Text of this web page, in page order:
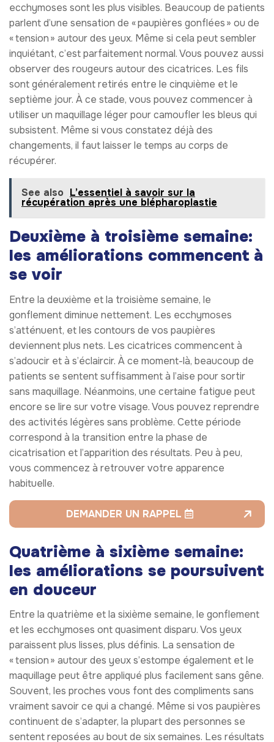
ecchymoses sont les plus visibles. Beaucoup de patients
parlent d’une sensation de « paupières gonflées » ou de
« tension » autour des yeux. Même si cela peut sembler
inquiétant, c’est parfaitement normal. Vous pouvez aussi
observer des rougeurs autour des cicatrices. Les fils
sont généralement retirés entre le cinquième et le
septième jour. À ce stade, vous pouvez commencer à
utiliser un maquillage léger pour camoufler les bleus qui
subsistent. Même si vous constatez déjà des
changements, il faut laisser le temps au corps de
récupérer.
See also L’essentiel à savoir sur la
récupération après une blépharoplastie
Deuxième à troisième semaine:
les améliorations commencent à
se voir
Entre la deuxième et la troisième semaine, le
gonflement diminue nettement. Les ecchymoses
s’atténuent, et les contours de vos paupières
deviennent plus nets. Les cicatrices commencent à
s’adoucir et à s’éclaircir. À ce moment-là, beaucoup de
patients se sentent suffisamment à l’aise pour sortir
sans maquillage. Néanmoins, une certaine fatigue peut
encore se lire sur votre visage. Vous pouvez reprendre
des activités légères sans problème. Cette période
correspond à la transition entre la phase de
cicatrisation et l’apparition des résultats. Peu à peu,
vous commencez à retrouver votre apparence
habituelle.
DEMANDER UN RAPPEL
Quatrième à sixième semaine:
les améliorations se poursuivent
en douceur
Entre la quatrième et la sixième semaine, le gonflement
et les ecchymoses ont quasiment disparu. Vos yeux
paraissent plus lisses, plus définis. La sensation de
« tension » autour des yeux s’estompe également et le
maquillage peut être appliqué plus facilement sans gêne.
Souvent, les proches vous font des compliments sans
vraiment savoir ce qui a changé. Même si vos paupières
continuent de s’adapter, la plupart des personnes se
sentent reposées au bout de six semaines. Les résultats